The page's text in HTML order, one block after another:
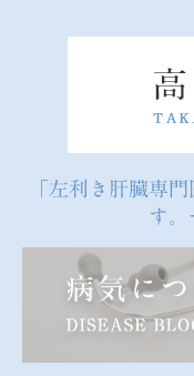
「左利き肝臓専
す。